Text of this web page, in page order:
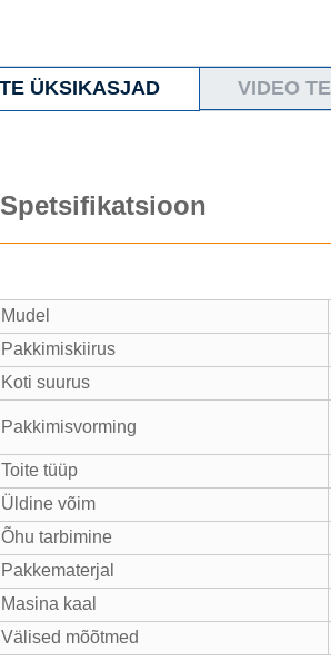
ÜKSIKASJAD VIDEO
Spetsifikatsioon
Mudel
Pakkimiskiirus
Koti suurus
Pakkimisvorming
Toite tüüp
Üldine võim
Õhu tarbimine
Pakkematerjal
Masina kaal
Välised mõõtmed